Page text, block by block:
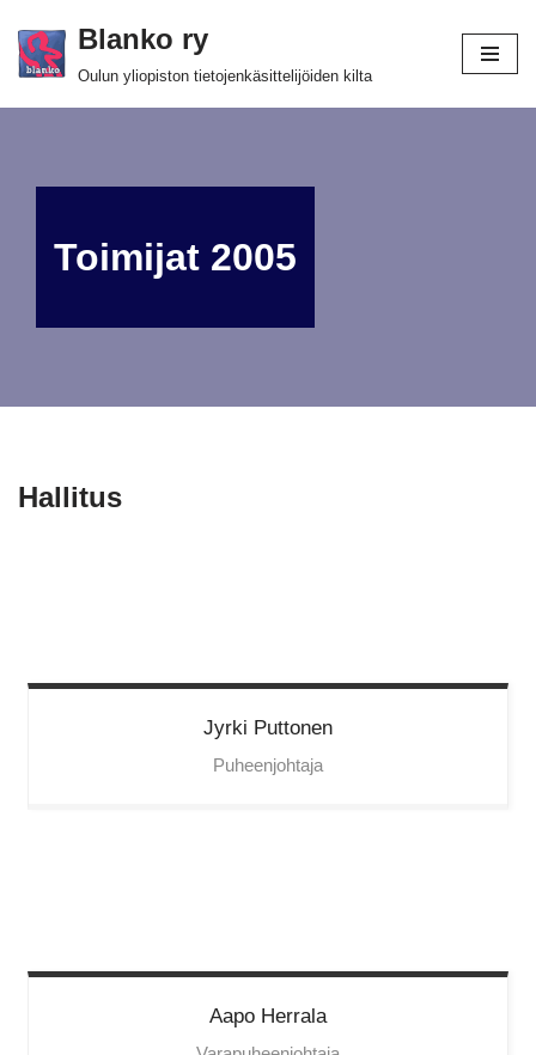
Siirry
Blanko ry
Oulun yliopiston tietojenkäsittelijöiden kilta
Toimijat 2005
Hallitus
Jyrki Puttonen
Puheenjohtaja
Aapo Herrala